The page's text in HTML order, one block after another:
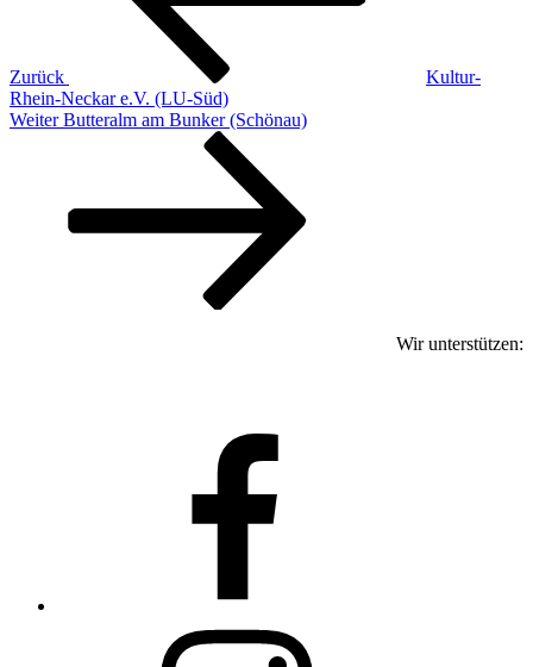
Zurück
Kultur-
Rhein-Neckar e.V. (LU-Süd)
Nächster
Weiter Butteralm am Bunker (Schönau)
Wir unterstützen: